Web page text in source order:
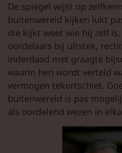
De spiegel wijst op
buitenwereld kijken lukt
die kijkt weet wie hij zelf
oordelaars bij uitstek,
inderdaad met graagte
waarin hen wordt verteld
vermogen tekortschiet.
buitenwereld is pas
als oordelend wezen in